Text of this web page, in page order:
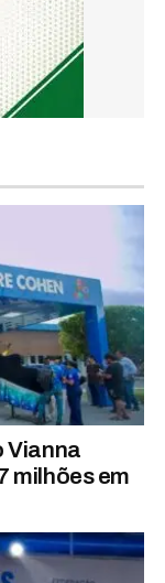
Vianna
milhões em